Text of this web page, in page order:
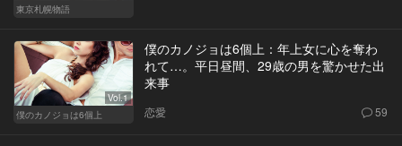
東京札幌物語
Vol.1
僕のカノジョは6個上
僕のカノジョは6個上：年上女に心を奪わ
れて…。平日昼間、29歳の男を驚かせた出
来事
恋愛 59